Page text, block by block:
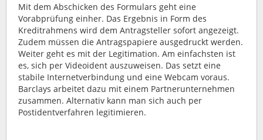
Mit dem Abschicken des Formulars geht eine
Vorabprüfung einher. Das Ergebnis in Form des
Kreditrahmens wird dem Antragsteller sofort angezeigt.
Zudem müssen die Antragspapiere ausgedruckt werden.
Weiter geht es mit der Legitimation. Am einfachsten ist
es, sich per Videoident auszuweisen. Das setzt eine
stabile Internetverbindung und eine Webcam voraus.
Barclays arbeitet dazu mit einem Partnerunternehmen
zusammen. Alternativ kann man sich auch per
Postidentverfahren legitimieren.